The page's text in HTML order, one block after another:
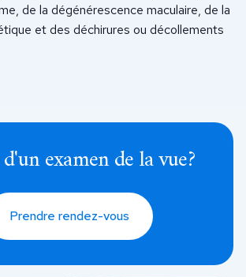
de la dégénérescence maculaire, de la
et des déchirures ou décollements
examen de la vue?
Prendre rendez-vous